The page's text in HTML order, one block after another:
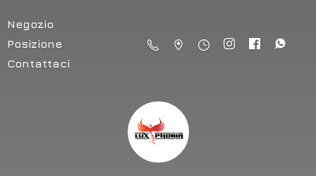
Negozio
Posizione
Contattaci